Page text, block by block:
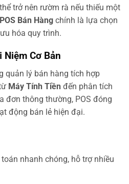
trở nên rườm rà nếu thiếu một
POS Bán Hàng chính là lựa chọn
hóa quy trình.
Niệm Cơ Bản
quản lý bán hàng tích hợp
Máy Tính Tiền đến phân tích
đơn thông thường, POS đóng
động bán lẻ hiện đại.
nhanh chóng, hỗ trợ nhiều